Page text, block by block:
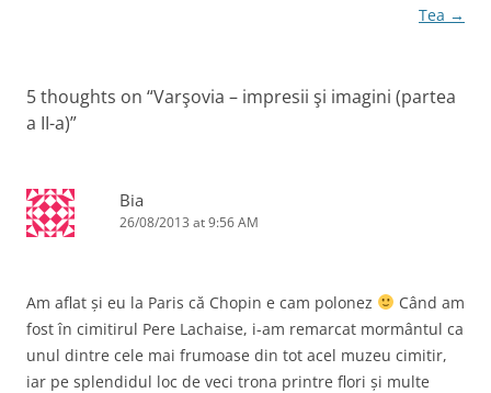
Tea →
5 thoughts on “Varşovia – impresii şi imagini (partea
a II-a)”
Bia
26/08/2013 at 9:56 AM
Am aflat și eu la Paris că Chopin e cam polonez
Când am
fost în cimitirul Pere Lachaise, i-am remarcat mormântul ca
unul dintre cele mai frumoase din tot acel muzeu cimitir,
iar pe splendidul loc de veci trona printre flori și multe